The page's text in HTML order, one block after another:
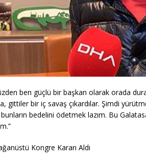
ben güçlü bir başkan olarak orada
gittiler bir iç savaş çıkardılar. Şimdi
bunların bedelini ödetmek lazım. Bu
Kongre Kararı Aldı